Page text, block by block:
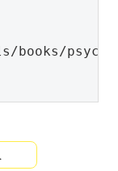
books/